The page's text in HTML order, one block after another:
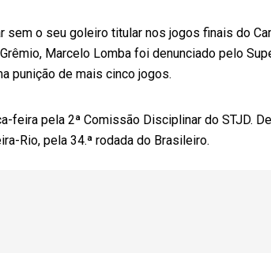
sem o seu goleiro titular nos jogos finais do
Marcelo Lomba foi denunciado pelo
punição de mais cinco jogos.
feira pela 2ª Comissão Disciplinar do STJD.
Rio, pela 34.ª rodada do Brasileiro.